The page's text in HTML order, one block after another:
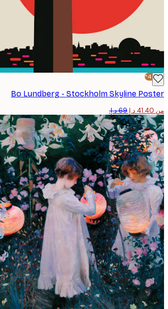
-40%*
Bo Lundberg - Stockholm Skyline Poster
من ‏41.40 د.إ.‏